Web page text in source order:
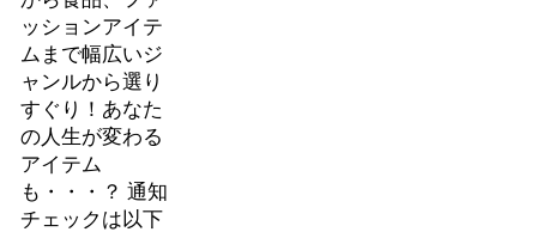
ッションアイテ
ムまで幅広いジ
ャンルから選り
すぐり！あなた
の人生が変わる
アイテム
も・・・？ 通知
チェックは以下